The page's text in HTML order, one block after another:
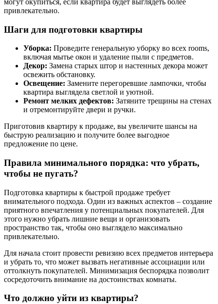
привлекательно.
Шаги для подготовки квартиры
Уборка: Проведите генеральную уборку во всех rooms,
включая мытье окон и удаление пыли с предметов.
Декор: Замена старых штор и настенных декора может
освежить обстановку.
Освещение: Замените перегоревшие лампочки, чтобы
квартира выглядела светлой и уютной.
Ремонт мелких дефектов: Затяните трещины на стенах
и отремонтируйте двери и ручки.
Приготовив квартиру к продаже, вы увеличите шансы на
быструю реализацию и получите более выгодное
предложение по цене.
Правила минимального порядка: что убрать,
чтобы не пугать?
Подготовка квартиры к быстрой продаже требует
внимательного подхода. Один из важных аспектов – создание
приятного впечатления у потенциальных покупателей. Для
этого нужно убрать лишние вещи и организовать
пространство так, чтобы оно выглядело максимально
привлекательно.
Для начала стоит провести ревизию всех предметов интерьера
и убрать то, что может вызвать негативные ассоциации или
оттолкнуть покупателей. Минимизация беспорядка позволит
сосредоточить внимание на достоинствах комнаты.
Что должно уйти из квартиры?